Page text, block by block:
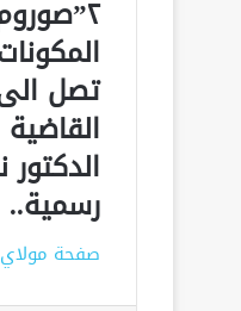
رسمية..
صفحة مولاي